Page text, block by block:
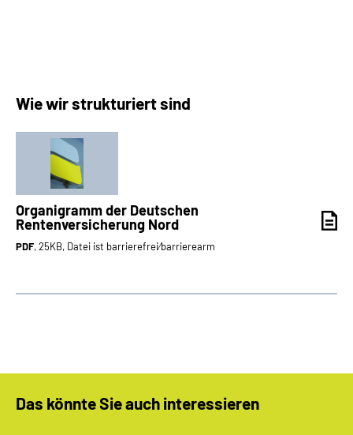
Wie wir strukturiert sind
Organigramm der Deutschen
Rentenversicherung Nord
PDF, 25KB, Datei ist barrierefrei⁄barrierearm
Das könnte Sie auch interessieren